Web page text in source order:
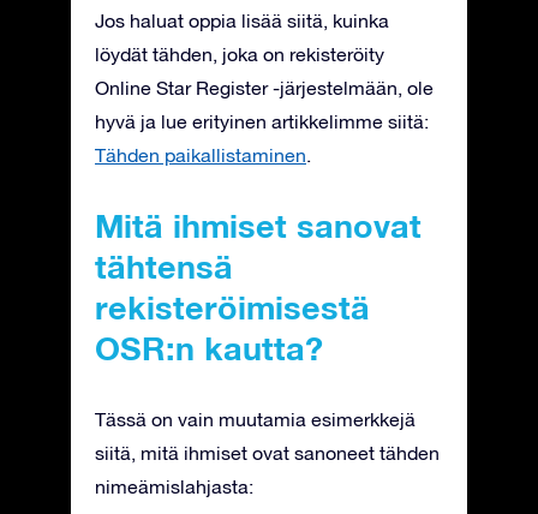
Jos haluat oppia lisää siitä, kuinka
löydät tähden, joka on rekisteröity
Online Star Register -järjestelmään, ole
hyvä ja lue erityinen artikkelimme siitä:
Tähden paikallistaminen.
Mitä ihmiset sanovat
tähtensä
rekisteröimisestä
OSR:n kautta?
Tässä on vain muutamia esimerkkejä
siitä, mitä ihmiset ovat sanoneet tähden
nimeämislahjasta: